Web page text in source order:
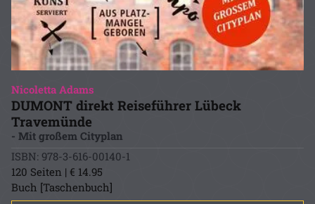
Nicoletta Adams
DUMONT direkt Reiseführer Lübeck
Travemünde
- Mit großem Cityplan
ISBN: 978-3-616-00140-1
120 Seiten | € 14.95
Buch [Taschenbuch]